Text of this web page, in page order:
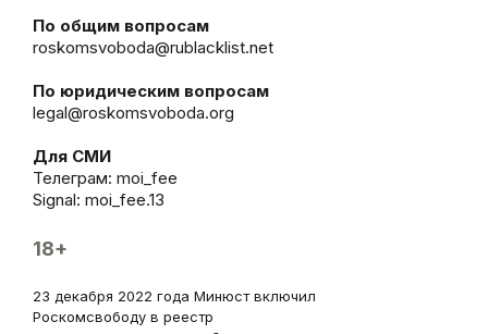
По общим вопросам
roskomsvoboda@rublacklist.net
По юридическим вопросам
legal@roskomsvoboda.org
Для СМИ
Телеграм: moi_fee
Signal: moi_fee.13
18+
23 декабря 2022 года Минюст включил
Роскомсвободу в реестр